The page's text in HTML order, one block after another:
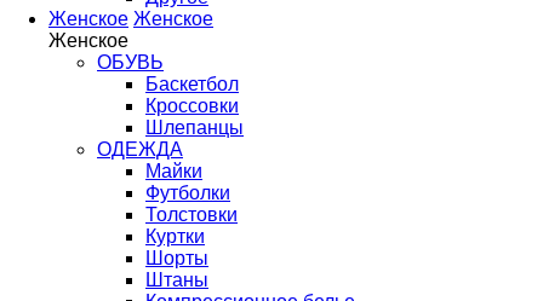
Женское Женское
Женское
ОБУВЬ
Баскетбол
Кроссовки
Шлепанцы
ОДЕЖДА
Майки
Футболки
Толстовки
Куртки
Шорты
Штаны